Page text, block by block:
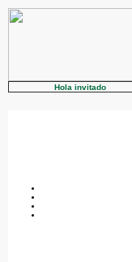
Hola invitado